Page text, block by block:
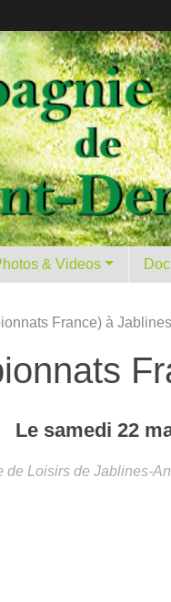
& Videos
France) à Jablines
Le samedi 22
de Loisirs de Jablines-